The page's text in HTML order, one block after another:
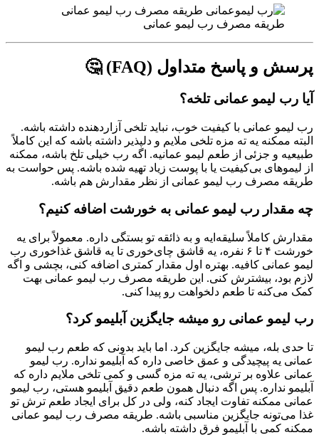
طریقه مصرف رب لیمو عمانی
پرسش و پاسخ متداول (FAQ) 🤔
آیا رب لیمو عمانی تلخه؟
رب لیمو عمانی با کیفیت خوب، نباید تلخی آزاردهنده داشته باشه.
البته ممکنه یه ته مزه تلخی ملایم و دلپذیر داشته باشه که این کاملاً
طبیعیه و جزئی از طعم لیمو عمانیه. اگه رب خیلی تلخ باشه، ممکنه
از لیموهای بی‌کیفیت یا با پوست زیاد تهیه شده باشه. پس حواست به
طریقه مصرف رب لیمو عمانی از نظر مقدارش هم باشه.
چه مقدار رب لیمو عمانی به خورشت اضافه کنیم؟
مقدارش کاملاً سلیقه‌ایه و به ذائقه تو بستگی داره. معمولاً برای یه
خورشت ۴ تا ۶ نفره، یه قاشق چای‌خوری تا یه قاشق غذاخوری رب
لیمو عمانی کافیه. بهتره اول مقدار کمتری اضافه کنی، بچشی و اگه
لازم بود، بیشترش کنی. این طریقه مصرف رب لیمو عمانی بهت
کمک می‌کنه تا طعم دلخواهت رو پیدا کنی.
رب لیمو عمانی رو میشه جایگزین آبلیمو کرد؟
تا حدی بله، میشه جایگزین کرد. اما باید بدونی که طعم رب لیمو
عمانی یه پیچیدگی و عمق خاصی داره که آبلیمو نداره. رب لیمو
عمانی علاوه بر ترشی، یه ته مزه گسی و کمی تلخی ملایم داره که
آبلیمو نداره. پس اگه دنبال همون طعم دقیق آبلیمو هستی، رب لیمو
عمانی ممکنه تفاوت ایجاد کنه، ولی در کل برای ایجاد طعم ترش تو
غذا می‌تونه جایگزین مناسبی باشه. طریقه مصرف رب لیمو عمانی
ممکنه کمی با آبلیمو فرق داشته باشه.